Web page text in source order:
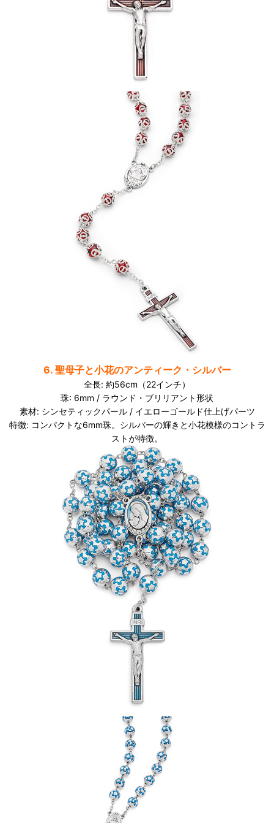
6. 聖母子と小花のアンティーク・シルバー
全長: 約56cm（22インチ）
珠: 6mm / ラウンド・ブリリアント形状
素材: シンセティックパール / イエローゴールド仕上げパーツ
特徴: コンパクトな6mm珠。シルバーの輝きと小花模様のコントラ
ストが特徴。